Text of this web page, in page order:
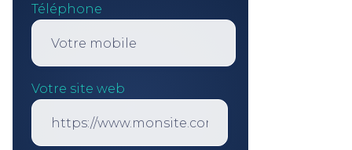
Téléphone
Votre site web